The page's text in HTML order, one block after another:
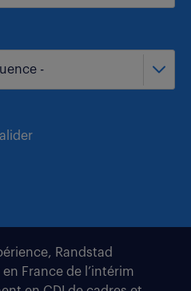
-
Randstad
France de l’intérim